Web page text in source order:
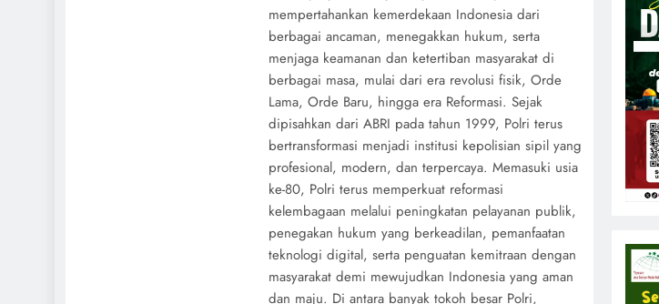
mempertahankan kemerdekaan Indonesia dari
berbagai ancaman, menegakkan hukum, serta
menjaga keamanan dan ketertiban masyarakat di
berbagai masa, mulai dari era revolusi fisik, Orde
Lama, Orde Baru, hingga era Reformasi. Sejak
dipisahkan dari ABRI pada tahun 1999, Polri terus
bertransformasi menjadi institusi kepolisian sipil yang
profesional, modern, dan terpercaya. Memasuki usia
ke-80, Polri terus memperkuat reformasi
kelembagaan melalui peningkatan pelayanan publik,
penegakan hukum yang berkeadilan, pemanfaatan
teknologi digital, serta penguatan kemitraan dengan
masyarakat demi mewujudkan Indonesia yang aman
dan maju. Di antara banyak tokoh besar Polri,